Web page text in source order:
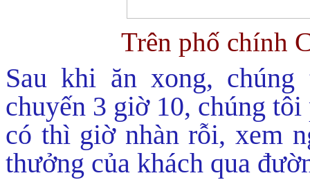
Trên phố chính
Sau khi ăn xong,
chuyến 3 giờ 10, chúng
có thì giờ nhàn rỗi, xem
thưởng của khách qua